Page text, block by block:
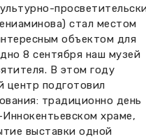
стал местом
объектом для
8 сентября наш музей
В этом году
центр подготовил
традиционно день
храме,
выставки одной